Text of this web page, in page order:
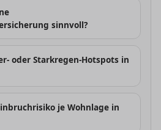
sinnvoll?
oder Starkregen-Hotspots in
je Wohnlage in